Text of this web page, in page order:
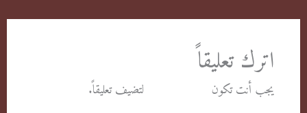
اترك تعليقاً
يجب أنت تكون لتضيف تعليقاً.